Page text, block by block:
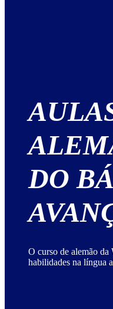
DO
O curso de alemão da
habilidades na língua